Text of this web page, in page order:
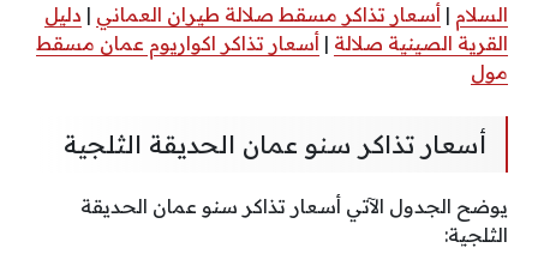
السلام | أسعار تذاكر مسقط صلالة طيران العماني | دليل
القرية الصينية صلالة | أسعار تذاكر اكواريوم عمان مسقط
مول
أسعار تذاكر سنو عمان الحديقة الثلجية
يوضح الجدول الآتي أسعار تذاكر سنو عمان الحديقة
الثلجية: